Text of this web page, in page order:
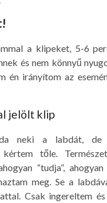
a klipeket, 5-6
és nem könnyű
én irányítom az
jelölt klip
neki a labdát, de
kértem tőle.
“tudja”,
meg. Se a
Csak ingereltem